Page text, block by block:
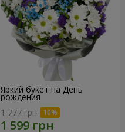
Яркий букет на День
рождения
1 777 грн